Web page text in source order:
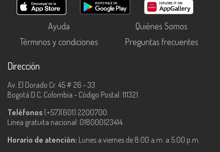
Ayuda
Quiénes Somos
Términos y condiciones
Preguntas frecuentes
Dirección
Av. El Dorado Cr. 45 # 26 - 33
Bogotá D.C, Colombia - Código Postal: 111321
Teléfonos (+57)(601) 2200700.
Línea gratuita nacional: 018000123414.
Horario de atención: Lunes a viernes de 8:00 a.m. a 5:00 p.m.